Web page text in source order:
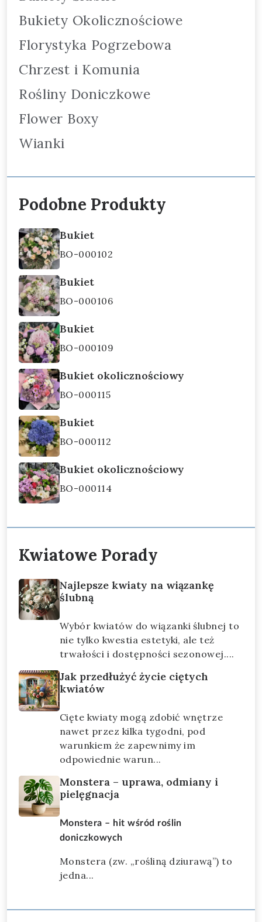
Bukiety Okolicznościowe
Florystyka Pogrzebowa
Chrzest i Komunia
Rośliny Doniczkowe
Flower Boxy
Wianki
Podobne Produkty
Bukiet
BO-000102
Bukiet
BO-000106
Bukiet
BO-000109
Bukiet okolicznościowy
BO-000115
Bukiet
BO-000112
Bukiet okolicznościowy
BO-000114
Kwiatowe Porady
Najlepsze kwiaty na wiązankę
ślubną
Wybór kwiatów do wiązanki ślubnej to
nie tylko kwestia estetyki, ale też
trwałości i dostępności sezonowej....
Jak przedłużyć życie ciętych
kwiatów
Cięte kwiaty mogą zdobić wnętrze
nawet przez kilka tygodni, pod
warunkiem że zapewnimy im
odpowiednie warun...
Monstera – uprawa, odmiany i
pielęgnacja
Monstera – hit wśród roślin
doniczkowych
Monstera (zw. „rośliną dziurawą”) to
jedna...